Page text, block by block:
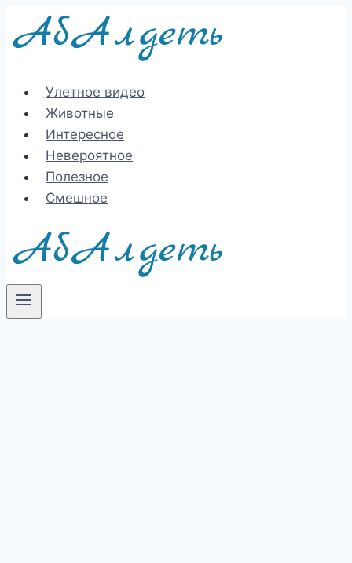
Перейти
Улетное видео
Животные
Интересное
Невероятное
Полезное
Смешное